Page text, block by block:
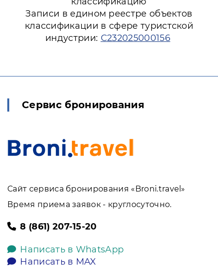
Записи в едином реестре объектов
классификации в сфере туристской
индустрии: С232025000156
Сервис бронирования
Сайт сервиса бронирования «Broni.travel»
Время приема заявок - круглосуточно.
8 (861) 207-15-20
Написать в WhatsApp
Написать в MAX